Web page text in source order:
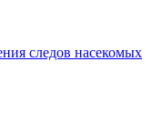
следов насекомых